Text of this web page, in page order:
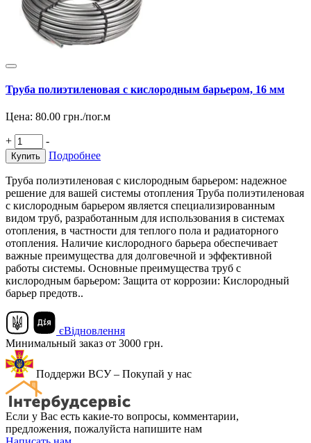
Труба полиэтиленовая с кислородным барьером, 16 мм
Цена: 80.00 грн./пог.м
+ -
Купить Подробнее
Труба полиэтиленовая с кислородным барьером: надежное
решение для вашей системы отопления Труба полиэтиленовая
с кислородным барьером является специализированным
видом труб, разработанным для использования в системах
отопления, в частности для теплого пола и радиаторного
отопления. Наличие кислородного барьера обеспечивает
важные преимущества для долговечной и эффективной
работы системы. Основные преимущества труб с
кислородным барьером: Защита от коррозии: Кислородный
барьер предотв..
єВідновлення
Минимальный заказ от 3000 грн.
Поддержи ВСУ – Покупай у нас
Если у Вас есть какие-то вопросы, комментарии,
предложения, пожалуйста напишите нам